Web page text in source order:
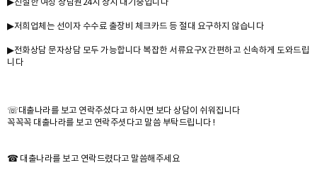
▶친절한 여성 상담원24시 상시 대기중입니다
▶저희업체는 선이자 수수료 출장비 체크카드 등 절대 요구하지 않습니다
▶전화상담 문자상담 모두 가능합니다 복잡한 서류요구X 간편하고 신속하게 도와드립
니다
☏대출나라를 보고 연락주셨다고 하시면 보다 상담이 쉬워집니다
꼭꼭꼭 대출나라를 보고 연락주셧다고 말씀 부탁드립니다 !
☎ 대출나라를 보고 연락드렸다고 말씀해주세요